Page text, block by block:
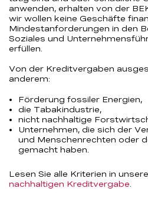
anwenden, erhalten von der
wir wollen keine Geschäfte
Mindestanforderungen in den
Soziales und
erfüllen.
Von der Kreditvergaben
anderem:
Förderung fossiler Energien,
die Tabakindustrie,
nicht nachhaltige
Unternehmen, die sich der
und Menschenrechten oder
gemacht haben.
Lesen Sie alle Kriterien in
nachhaltigen Kreditvergabe